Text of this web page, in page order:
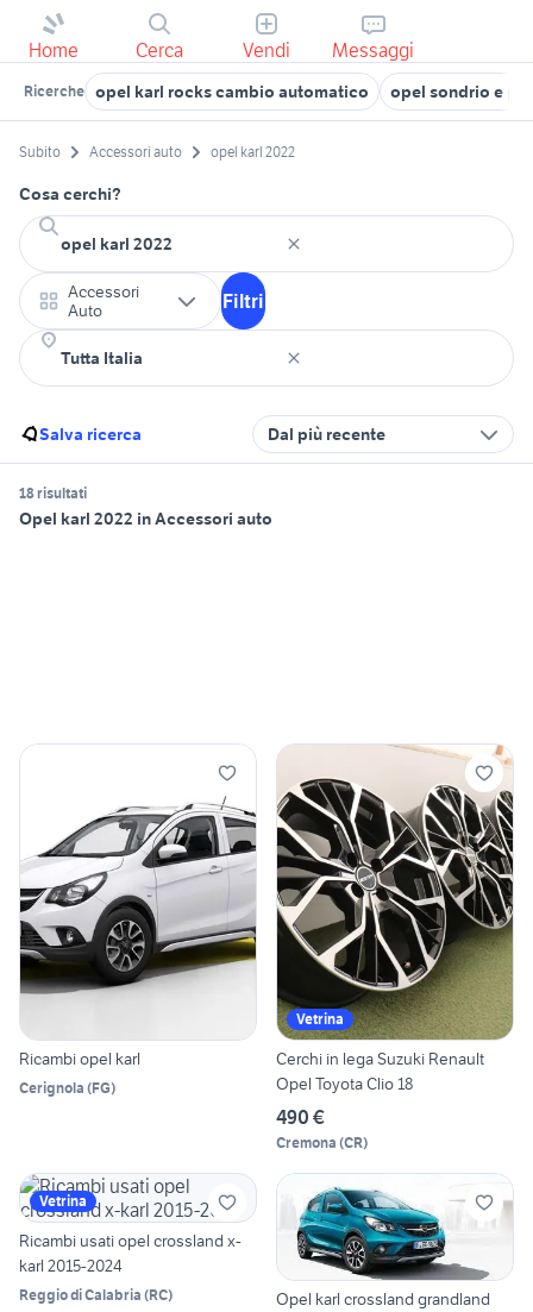
Home Cerca Vendi Messaggi
Ricerche opel karl rocks cambio automatico opel sondrio e
Subito Accessori auto opel karl 2022
Cosa cerchi?
Accessori
Auto
Filtri
Salva ricerca Dal più recente
18 risultati
Opel karl 2022 in Accessori auto
Ricambi opel karl
Cerignola (FG)
Vetrina
Cerchi in lega Suzuki Renault
Opel Toyota Clio 18
490 €
Cremona (CR)
Vetrina
Ricambi usati opel crossland x-
karl 2015-2024
Reggio di Calabria (RC)
Opel karl crossland grandland